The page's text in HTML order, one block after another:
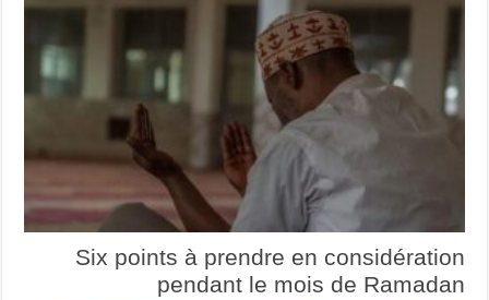
Six points à prendre en considération
pendant le mois de Ramadan